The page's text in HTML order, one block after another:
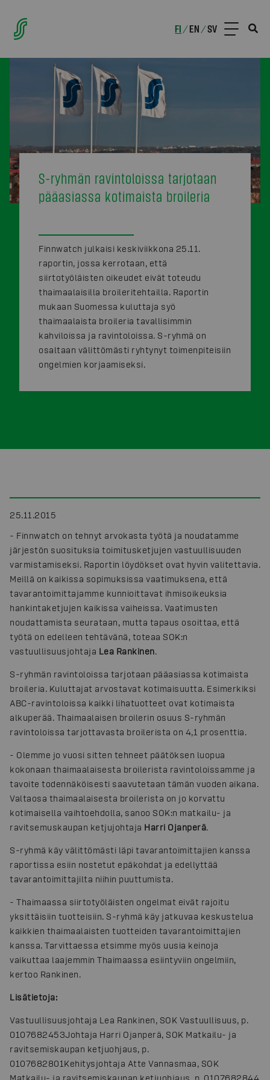
FI /EN /SV
S-ryhmän ravintoloissa tarjotaan
pääasiassa kotimaista broileria
Finnwatch julkaisi keskiviikkona 25.11.
raportin, jossa kerrotaan, että
siirtotyöläisten oikeudet eivät toteudu
thaimaalaisilla broileritehtailla. Raportin
mukaan Suomessa kuluttaja syö
thaimaalaista broileria tavallisimmin
kahviloissa ja ravintoloissa. S-ryhmä on
osaltaan välittömästi ryhtynyt toimenpiteisiin
ongelmien korjaamiseksi.
25.11.2015
- Finnwatch on tehnyt arvokasta työtä ja noudatamme
järjestön suosituksia toimitusketjujen vastuullisuuden
varmistamiseksi. Raportin löydökset ovat hyvin valitettavia.
Meillä on kaikissa sopimuksissa vaatimuksena, että
tavarantoimittajamme kunnioittavat ihmisoikeuksia
hankintaketjujen kaikissa vaiheissa. Vaatimusten
noudattamista seurataan, mutta tapaus osoittaa, että
työtä on edelleen tehtävänä, toteaa SOK:n
vastuullisuusjohtaja Lea Rankinen.
S-ryhmän ravintoloissa tarjotaan pääasiassa kotimaista
broileria. Kuluttajat arvostavat kotimaisuutta. Esimerkiksi
ABC-ravintoloissa kaikki lihatuotteet ovat kotimaista
alkuperää. Thaimaalaisen broilerin osuus S-ryhmän
ravintoloissa tarjottavasta broilerista on 4,1 prosenttia.
- Olemme jo vuosi sitten tehneet päätöksen luopua
kokonaan thaimaalaisesta broilerista ravintoloissamme ja
tavoite todennäköisesti saavutetaan tämän vuoden aikana.
Valtaosa thaimaalaisesta broilerista on jo korvattu
kotimaisella vaihtoehdolla, sanoo SOK:n matkailu- ja
ravitsemuskaupan ketjujohtaja Harri Ojanperä.
S-ryhmä käy välittömästi läpi tavarantoimittajien kanssa
raportissa esiin nostetut epäkohdat ja edellyttää
tavarantoimittajilta niihin puuttumista.
- Thaimaassa siirtotyöläisten ongelmat eivät rajoitu
yksittäisiin tuotteisiin. S-ryhmä käy jatkuvaa keskustelua
kaikkien thaimaalaisten tuotteiden tavarantoimittajien
kanssa. Tarvittaessa etsimme myös uusia keinoja
vaikuttaa laajemmin Thaimaassa esiintyviin ongelmiin,
kertoo Rankinen.
Lisätietoja:
Vastuullisuusjohtaja Lea Rankinen, SOK Vastuullisuus, p.
0107682453Johtaja Harri Ojanperä, SOK Matkailu- ja
ravitsemiskaupan ketjuohjaus, p.
0107682801 Kehitysjohtaja Atte Vannasmaa, SOK
Matkailu- ja ravitsemiskaupan ketjuohjaus, p. 0107682844